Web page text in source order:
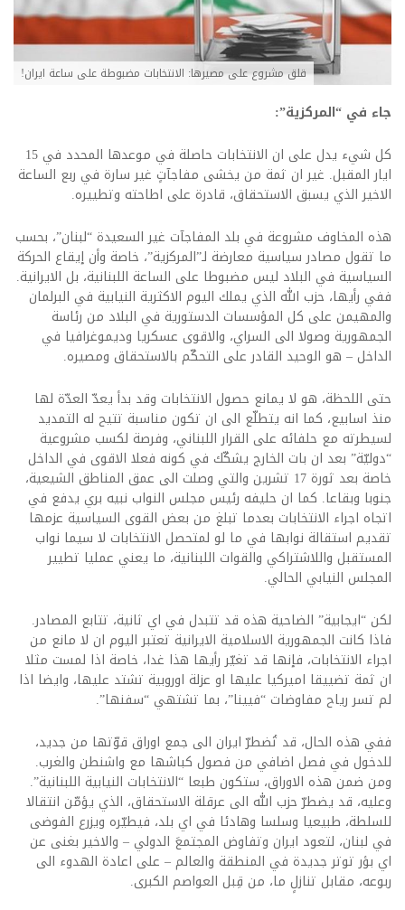
قلق مشروع على مصيرها: الانتخابات مضبوطة على ساعة ايران!
جاء في “المركزية”:
كل شيء يدل على ان الانتخابات حاصلة في موعدها المحدد في 15
ايار المقبل. غير ان ثمة من يخشى مفاجآتٍ غير سارة في ربع الساعة
الاخير الذي يسبق الاستحقاق، قادرة على اطاحته وتطييره.
هذه المخاوف مشروعة في بلد المفاجآت غير السعيدة “لبنان”، بحسب
ما تقول مصادر سياسية معارضة لـ”المركزية”، خاصة وأن إيقاع الحركة
السياسية في البلاد ليس مضبوطا على الساعة اللبنانية، بل الايرانية.
ففي رأيها، حزب الله الذي يملك اليوم الاكثرية النيابية في البرلمان
والمهيمن على كل المؤسسات الدستورية في البلاد من رئاسة
الجمهورية وصولا الى السراي، والاقوى عسكريا وديموغرافيا في
الداخل – هو الوحيد القادر على التحكّم بالاستحقاق ومصيره.
حتى اللحظة، هو لا يمانع حصول الانتخابات وقد بدأ يعدّ العدّة لها
منذ اسابيع، كما انه يتطلّع الى ان تكون مناسبة تتيح له التمديد
لسيطرته مع حلفائه على القرار اللبناني، وفرصة لكسب مشروعية
“دوليّة” بعد ان بات الخارج يشكّك في كونه فعلا الاقوى في الداخل
خاصة بعد ثورة 17 تشرين والتي وصلت الى عمق المناطق الشيعية،
جنوبا وبقاعا. كما ان حليفه رئيس مجلس النواب نبيه بري يدفع في
اتجاه اجراء الانتخابات بعدما تبلغ من بعض القوى السياسية عزمها
تقديم استقالة نوابها في ما لو لمتحصل الانتخابات لا سيما نواب
المستقبل واللاشتراكي والقوات اللبنانية، ما يعني عمليا تطيير
المجلس النيابي الحالي.
لكن “ايجابية” الضاحية هذه قد تتبدل في اي ثانية، تتابع المصادر.
فاذا كانت الجمهورية الاسلامية الايرانية تعتبر اليوم ان لا مانع من
اجراء الانتخابات، فإنها قد تغيّر رأيها هذا غدا، خاصة اذا لمست مثلا
ان ثمة تضييقا اميركيا عليها او عزلة اوروبية تشتد عليها، وايضا اذا
لم تسر رياح مفاوضات “فيينا”، بما تشتهي “سفنها”.
ففي هذه الحال، قد تُضطرّ ايران الى جمع اوراق قوّتها من جديد،
للدخول في فصل اضافي من فصول كباشها مع واشنطن والغرب.
ومن ضمن هذه الاوراق، ستكون طبعا “الانتخابات النيابية اللبنانية”.
وعليه، قد يضطرّ حزب الله الى عرقلة الاستحقاق، الذي يؤمّن انتقالا
للسلطة، طبيعيا وسلسا وهادئا في اي بلد، فيطيّره ويزرع الفوضى
في لبنان، لتعود ايران وتفاوض المجتمعَ الدولي – والاخير بغنى عن
اي بؤر توتر جديدة في المنطقة والعالم – على اعادة الهدوء الى
ربوعه، مقابل تنازلٍ ما، من قِبل العواصم الكبرى.